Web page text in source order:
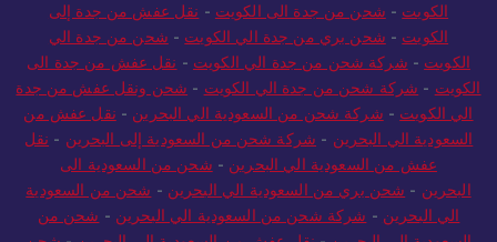
الكويت - شحن من جدة الى الكويت - نقل عفش من جدة إلى
الكويت - شحن بري من جدة الي الكويت - شحن من جدة الي
الكويت - شركة شحن من جدة الي الكويت - نقل عفش من جدة الى
الكويت - شركة شحن من جدة الي الكويت - شحن ونقل عفش من جدة
الي الكويت - شركة شحن من السعودية الي البحرين - نقل عفش من
السعودية الي البحرين - شركة شحن من السعودية إلى البحرين - نقل
عفش من السعودية الي البحرين - شحن من السعودية الى
البحرين - شحن بري من السعودية الي البحرين - شحن من السعودية
الي البحرين - شركة شحن من السعودية الي البحرين - شحن من